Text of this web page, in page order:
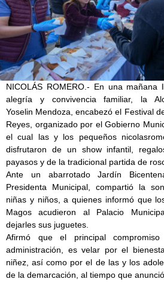
NICOLÁS ROMERO.- En una mañana
alegría y convivencia familiar, la
Yoselin Mendoza, encabezó el Festival
Reyes, organizado por el Gobierno
el cual las y los pequeños
disfrutaron de un show infantil,
payasos y de la tradicional partida de
Ante un abarrotado Jardín
Presidenta Municipal, compartió la
niñas y niños, a quienes informó que
Magos acudieron al Palacio
dejarles sus juguetes.
Afirmó que el principal
administración, es velar por el
niñez, así como por el de las y los
de la demarcación, al tiempo que